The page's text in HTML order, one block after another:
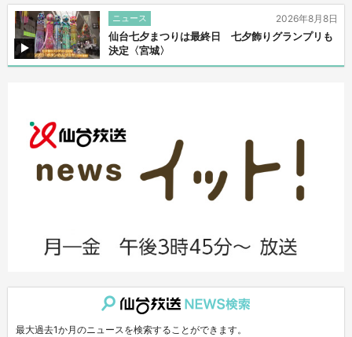
ニュース
仙台七夕まつりは最終日 七夕飾りグランプリも
決定〈宮城〉
2026年8月8日
最大過去1か月のニュースを検索することができます。